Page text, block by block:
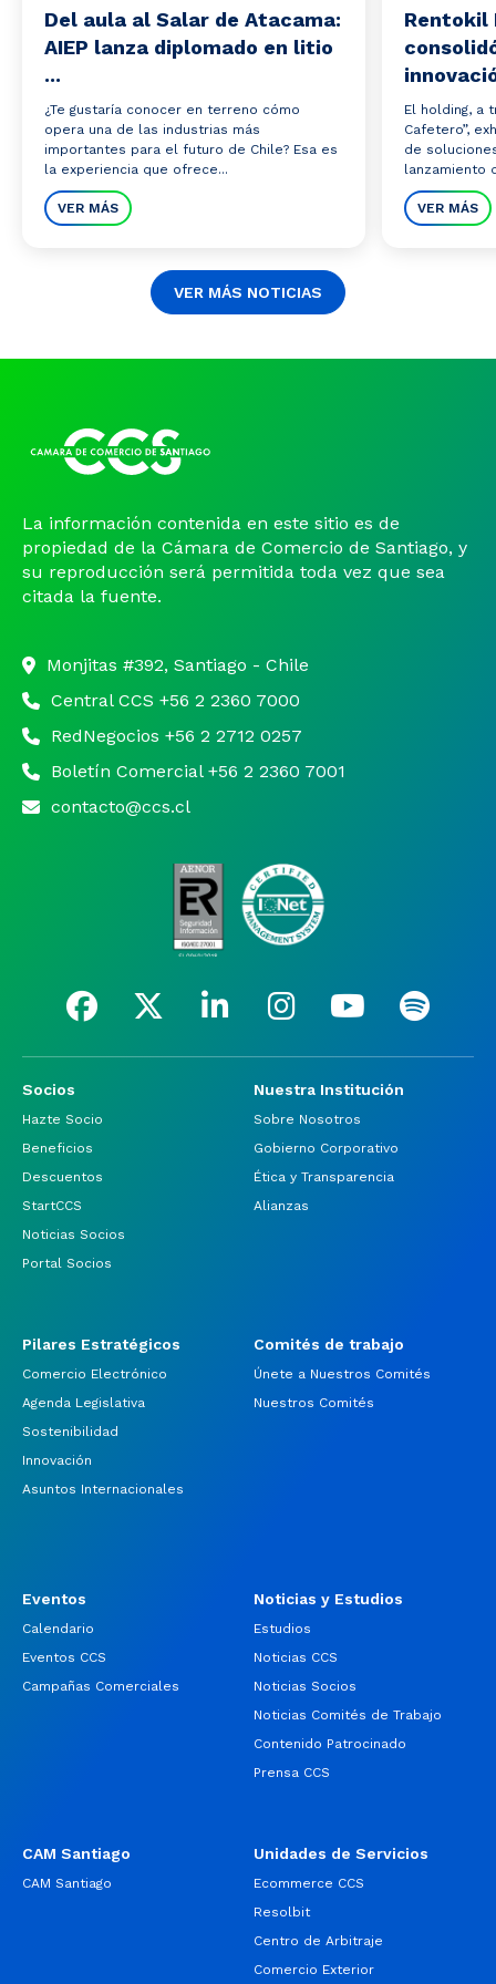
Del aula al Salar de Atacama:
AIEP lanza diplomado en litio
...
¿Te gustaría conocer en terreno cómo
opera una de las industrias más
importantes para el futuro de Chile? Esa es
la experiencia que ofrece...
VER MÁS
Rentokil
El holding, a
Cafetero”,
de
lanzamiento
VER MÁS
VER MÁS NOTICIAS
La información contenida en este sitio es de
propiedad de la Cámara de Comercio de Santiago, y
su reproducción será permitida toda vez que sea
citada la fuente.
Monjitas #392, Santiago - Chile
Central CCS +56 2 2360 7000
RedNegocios +56 2 2712 0257
Boletín Comercial +56 2 2360 7001
contacto@ccs.cl
Socios
Hazte Socio
Beneficios
Descuentos
StartCCS
Noticias Socios
Portal Socios
Nuestra Institución
Sobre Nosotros
Gobierno Corporativo
Ética y Transparencia
Alianzas
Pilares Estratégicos
Comercio Electrónico
Agenda Legislativa
Sostenibilidad
Innovación
Asuntos Internacionales
Comités de trabajo
Únete a Nuestros Comités
Nuestros Comités
Eventos
Calendario
Eventos CCS
Campañas Comerciales
Noticias y Estudios
Estudios
Noticias CCS
Noticias Socios
Noticias Comités de Trabajo
Contenido Patrocinado
Prensa CCS
CAM Santiago
CAM Santiago
Unidades de Servicios
Ecommerce CCS
Resolbit
Centro de Arbitraje
Comercio Exterior